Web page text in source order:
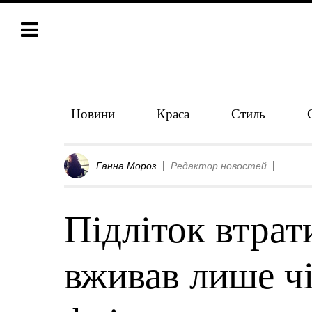
Новини Краса Стиль
Ганна Мороз Редактор новостей
Підліток
вживав лише